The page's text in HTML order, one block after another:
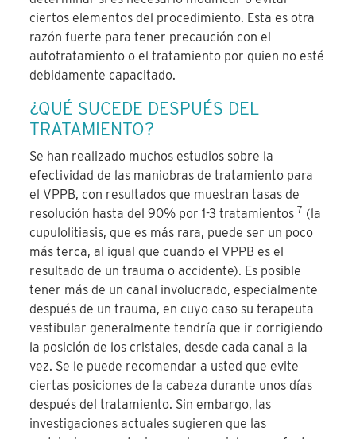
ciertos elementos del procedimiento. Esta es otra
razón fuerte para tener precaución con el
autotratamiento o el tratamiento por quien no esté
debidamente capacitado.
¿QUÉ SUCEDE DESPUÉS DEL
TRATAMIENTO?
Se han realizado muchos estudios sobre la
efectividad de las maniobras de tratamiento para
el VPPB, con resultados que muestran tasas de
resolución hasta del 90% por 1-3 tratamientos 7 (la
cupulolitiasis, que es más rara, puede ser un poco
más terca, al igual que cuando el VPPB es el
resultado de un trauma o accidente). Es posible
tener más de un canal involucrado, especialmente
después de un trauma, en cuyo caso su terapeuta
vestibular generalmente tendría que ir corrigiendo
la posición de los cristales, desde cada canal a la
vez. Se le puede recomendar a usted que evite
ciertas posiciones de la cabeza durante unos días
después del tratamiento. Sin embargo, las
investigaciones actuales sugieren que las